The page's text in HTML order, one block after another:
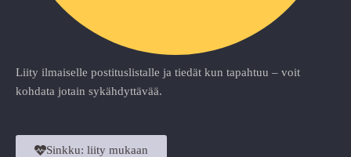
Liity ilmaiselle postituslistalle ja tiedät kun tapahtuu – voit
kohdata jotain sykähdyttävää.
Sinkku: liity mukaan